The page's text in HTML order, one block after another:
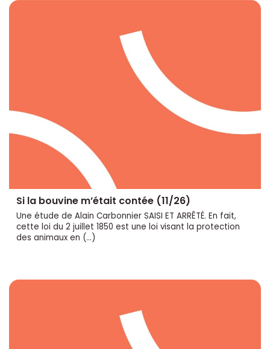
Si la bouvine m’était contée (11/26)
Une étude de Alain Carbonnier SAISI ET ARRÊTÉ. En fait,
cette loi du 2 juillet 1850 est une loi visant la protection
des animaux en (…)